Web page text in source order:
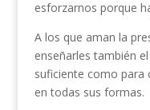
esforzarnos porque
A los que aman la
enseñarles también
suficiente como para
en todas sus formas.